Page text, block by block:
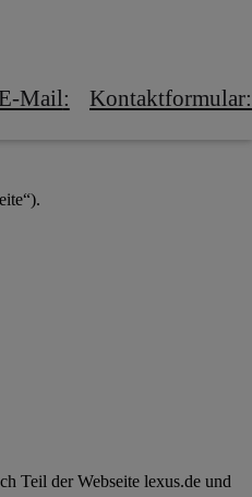
Mail: Kontaktformular:
Teil der Webseite lexus.de und